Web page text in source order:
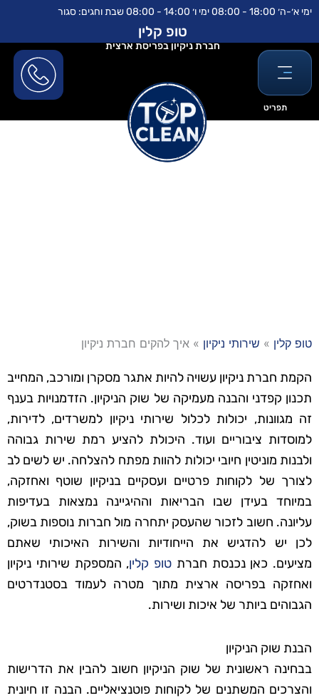
לתוכן
דילוג
ימי א׳-ה׳ 18:00 - 08:00 ימי ו׳ 14:00 - 08:00 שבת וחגים: סגור
תפריט
טופ קלין
חברת ניקיון בפריסת ארצית
טופ קלין » שירותי ניקיון » איך להקים חברת ניקיון
הקמת חברת ניקיון עשויה להיות אתגר מסקרן ומורכב, המחייב
תכנון קפדני והבנה מעמיקה של שוק הניקיון. הזדמנויות בענף
זה מגוונות, יכולות לכלול שירותי ניקיון למשרדים, לדירות,
למוסדות ציבוריים ועוד. היכולת להציע רמת שירות גבוהה
ולבנות מוניטין חיובי יכולות להוות מפתח להצלחה. יש לשים לב
לצורך של לקוחות פרטיים ועסקיים בניקיון שוטף ואחזקה,
במיוחד בעידן שבו הבריאות וההיגיינה נמצאות בעדיפות
עליונה. חשוב לזכור שהעסק יתחרה מול חברות נוספות בשוק,
לכן יש להדגיש את הייחודיות והשירות האיכותי שאתם
מציעים. כאן נכנסת חברת טופ קלין, המספקת שירותי ניקיון
ואחזקה בפריסה ארצית מתוך מטרה לעמוד בסטנדרטים
הגבוהים ביותר של איכות ושירות.
הבנת שוק הניקיון
בבחינה ראשונית של שוק הניקיון חשוב להבין את הדרישות
והצרכים המשתנים של לקוחות פוטנציאליים. הבנה זו חיונית